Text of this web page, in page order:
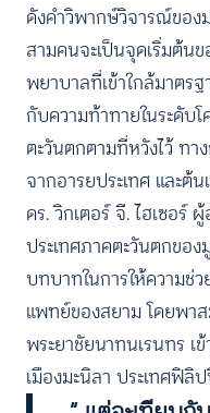
ดังคำวิพากษ์วิจารณ์ของ
สามคนจะเป็นจุดเริ่มต้น
พยาบาลที่เข้าใกล้มาตร
กับความท้าทายในระดับโ
ตะวันตกตามที่หวังไว้ ทา
จากอารยประเทศ และต้
ดร. วิกเตอร์ จี. ไฮเซอร์
ประเทศภาคตะวันตกของ
บทบาทในการให้ความช่
แพทย์ของสยาม โดยพาส
พระยาชัยนาทนเรนทร เ
เมืองมะนิลา ประเทศฟิลิ